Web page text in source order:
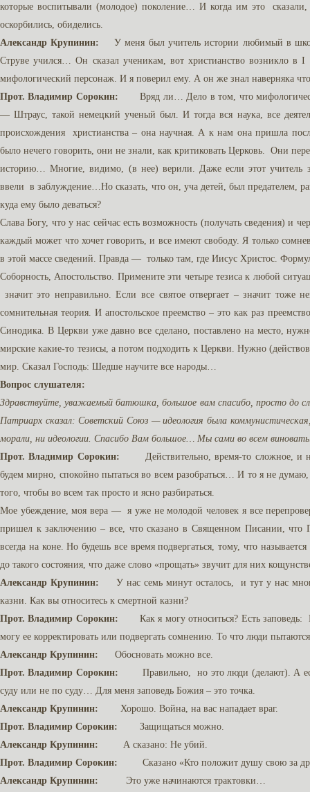
которые воспитывали (молодое) поколение… И когда им это
оскорбились, обиделись.
Александр Крупинин: У меня был учитель истории любимый в
Струве учился… Он сказал ученикам, вот христианство возникло
мифологический персонаж. И я поверил ему. А он же знал наверняка
Прот. Владимир Сорокин: Вряд ли… Дело в том, что
— Штраус, такой немецкий ученый был. И тогда вся наука, все
происхождения христианства – она научная. А к нам она пришла
было нечего говорить, они не знали, как критиковать Церковь. Они
историю… Многие, видимо, (в нее) верили. Даже если этот учитель
ввели в заблуждение…Но сказать, что он, уча детей, был предателем,
куда ему было деваться?
Слава Богу, что у нас сейчас есть возможность (получать сведения) и
каждый может что хочет говорить, и все имеют свободу. Я только
в этой массе сведений. Правда — только там, где Иисус Христос.
Соборность, Апостольство. Примените эти четыре тезиса к любой
значит это неправильно. Если все святое отвергает – значит тоже
сомнительная теория. И апостольское преемство – это как раз
Синодика. В Церкви уже давно все сделано, поставлено на место,
мирские какие-то тезисы, а потом подходить к Церкви. Нужно
мир. Сказал Господь: Шедше научите все народы…
Вопрос слушателя:
Здравствуйте, уважаемый батюшка, большое вам спасибо, просто до
Патриарх сказал: Советский Союз — идеология была
морали, ни идеологии. Спасибо Вам большое… Мы сами во всем
Прот. Владимир Сорокин: Действительно, время-то сложное, и
будем мирно, спокойно пытаться во всем разобраться… И то я не
того, чтобы во всем так просто и ясно разбираться.
Мое убеждение, моя вера — я уже не молодой человек я все
пришел к заключению – все, что сказано в Священном Писании, что
всегда на коне. Но будешь все время подвергаться, тому, что
до такого состояния, что даже слово «прощать» звучит для них
Александр Крупинин: У нас семь минут осталось, и тут у нас
казни. Как вы относитесь к смертной казни?
Прот. Владимир Сорокин: Как я могу относиться? Есть заповедь:
могу ее корректировать или подвергать сомнению. То что люди
Александр Крупинин: Обосновать можно все.
Прот. Владимир Сорокин: Правильно, но это люди (делают). А
суду или не по суду… Для меня заповедь Божия – это точка.
Александр Крупинин: Хорошо. Война, на вас нападает враг.
Прот. Владимир Сорокин: Защищаться можно.
Александр Крупинин: А сказано: Не убий.
Прот. Владимир Сорокин: Сказано «Кто положит душу свою за
Александр Крупинин: Это уже начинаются трактовки…